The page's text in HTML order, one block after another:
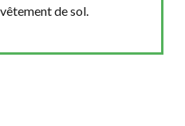
de sol.